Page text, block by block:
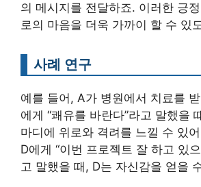
의 메시지를 전달하죠. 이러한 긍
로의 마음을 더욱 가까이 할 수 있
사례 연구
예를 들어, A가 병원에서 치료를
에게 “쾌유를 바란다”라고 말했을
마디에 위로와 격려를 느낄 수 있
D에게 “이번 프로젝트 잘 하고 있
고 말했을 때, D는 자신감을 얻을